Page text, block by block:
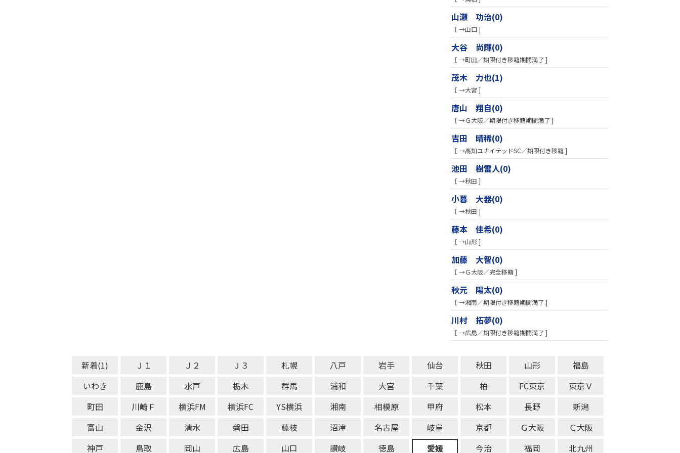
山瀬 功治(0)
［ →山口 ]
大谷 尚輝(0)
［ →町田／期限付き移籍期間満了 ]
茂木 力也(1)
［ →大宮 ]
唐山 翔自(0)
［ →Ｇ大阪／期限付き移籍期間満了 ]
吉田 晴稀(0)
［ →高知ユナイテッドSC／期限付き移籍 ]
池田 樹雷人(0)
［ →秋田 ]
小暮 大器(0)
［ →秋田 ]
藤本 佳希(0)
［ →山形 ]
加藤 大智(0)
［ →Ｇ大阪／完全移籍 ]
秋元 陽太(0)
［ →湘南／期限付き移籍期間満了 ]
川村 拓夢(0)
［ →広島／期限付き移籍期間満了 ]
新着(1) Ｊ１ Ｊ２ Ｊ３ 札幌 八戸 岩手 仙台 秋田 山形
福島
いわき
鹿島 水戸 栃木 群馬 浦和 大宮 千葉 柏 FC東京
東京Ｖ
町田
川崎Ｆ 横浜FM 横浜FC YS横浜 湘南 相模原 甲府 松本 長野
新潟
富山
金沢 清水 磐田 藤枝 沼津 名古屋 岐阜 京都 Ｇ大阪
Ｃ大阪
神戸
鳥取 岡山 広島 山口 讃岐 徳島 愛媛 今治 福岡 北九州